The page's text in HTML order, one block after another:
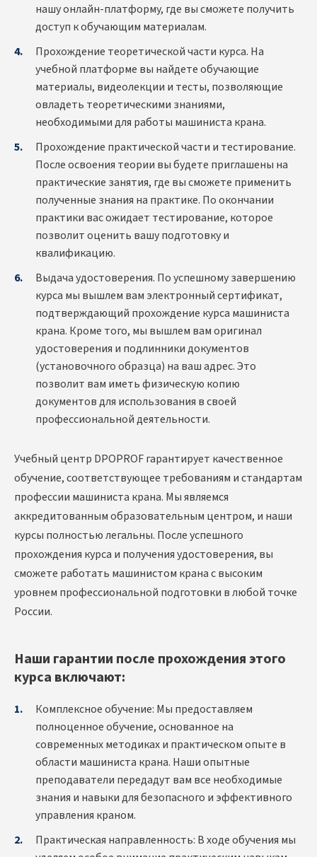
нашу онлайн-платформу, где вы сможете получить
доступ к обучающим материалам.
Прохождение теоретической части курса. На
учебной платформе вы найдете обучающие
материалы, видеолекции и тесты, позволяющие
овладеть теоретическими знаниями,
необходимыми для работы машиниста крана.
Прохождение практической части и тестирование.
После освоения теории вы будете приглашены на
практические занятия, где вы сможете применить
полученные знания на практике. По окончании
практики вас ожидает тестирование, которое
позволит оценить вашу подготовку и
квалификацию.
Выдача удостоверения. По успешному завершению
курса мы вышлем вам электронный сертификат,
подтверждающий прохождение курса машиниста
крана. Кроме того, мы вышлем вам оригинал
удостоверения и подлинники документов
(установочного образца) на ваш адрес. Это
позволит вам иметь физическую копию
документов для использования в своей
профессиональной деятельности.
Учебный центр DPOPROF гарантирует качественное
обучение, соответствующее требованиям и стандартам
профессии машиниста крана. Мы являемся
аккредитованным образовательным центром, и наши
курсы полностью легальны. После успешного
прохождения курса и получения удостоверения, вы
сможете работать машинистом крана с высоким
уровнем профессиональной подготовки в любой точке
России.
Наши гарантии после прохождения этого
курса включают:
Комплексное обучение: Мы предоставляем
полноценное обучение, основанное на
современных методиках и практическом опыте в
области машиниста крана. Наши опытные
преподаватели передадут вам все необходимые
знания и навыки для безопасного и эффективного
управления краном.
Практическая направленность: В ходе обучения мы